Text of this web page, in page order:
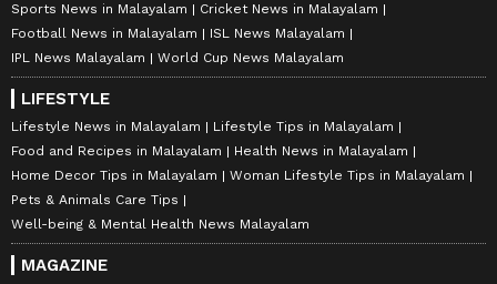
Sports News in Malayalam
Cricket News in Malayalam
Football News in Malayalam
ISL News Malayalam
IPL News Malayalam
World Cup News Malayalam
LIFESTYLE
Lifestyle News in Malayalam
Lifestyle Tips in Malayalam
Food and Recipes in Malayalam
Health News in Malayalam
Home Decor Tips in Malayalam
Woman Lifestyle Tips in Malayalam
Pets & Animals Care Tips
Well-being & Mental Health News Malayalam
MAGAZINE